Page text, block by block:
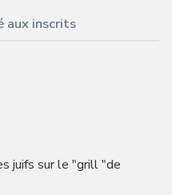
aux inscrits
juifs sur le "grill "de